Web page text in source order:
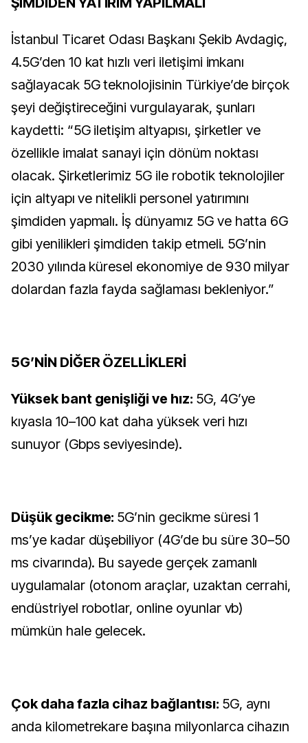
İstanbul Ticaret Odası Başkanı Şekib Avdagiç,
4.5G’den 10 kat hızlı veri iletişimi imkanı
sağlayacak 5G teknolojisinin Türkiye’de birçok
şeyi değiştireceğini vurgulayarak, şunları
kaydetti: “5G iletişim altyapısı, şirketler ve
özellikle imalat sanayi için dönüm noktası
olacak. Şirketlerimiz 5G ile robotik teknolojiler
için altyapı ve nitelikli personel yatırımını
şimdiden yapmalı. İş dünyamız 5G ve hatta 6G
gibi yenilikleri şimdiden takip etmeli. 5G’nin
2030 yılında küresel ekonomiye de 930 milyar
dolardan fazla fayda sağlaması bekleniyor.”
5G’NİN DİĞER ÖZELLİKLERİ
Yüksek bant genişliği ve hız: 5G, 4G’ye
kıyasla 10–100 kat daha yüksek veri hızı
sunuyor (Gbps seviyesinde).
Düşük gecikme: 5G’nin gecikme süresi 1
ms’ye kadar düşebiliyor (4G’de bu süre 30–50
ms civarında). Bu sayede gerçek zamanlı
uygulamalar (otonom araçlar, uzaktan cerrahi,
endüstriyel robotlar, online oyunlar vb)
mümkün hale gelecek.
Çok daha fazla cihaz bağlantısı: 5G, aynı
anda kilometrekare başına milyonlarca cihazın